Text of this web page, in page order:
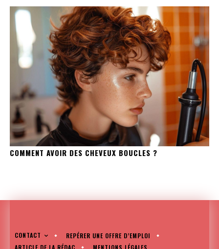
COMMENT AVOIR DES CHEVEUX BOUCLES ?
CONTACT
REPÉRER UNE OFFRE D’EMPLOI
ARTICLE DE LA RÉDAC
MENTIONS LÉGALES